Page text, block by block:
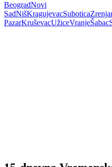
BeogradNovi
SadNišKragujevacSubotica
PazarKruševacUžiceVranjeŠabac